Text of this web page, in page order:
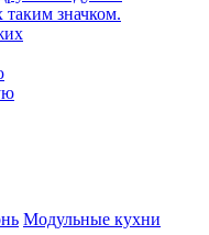
значком.
Модульные кухни